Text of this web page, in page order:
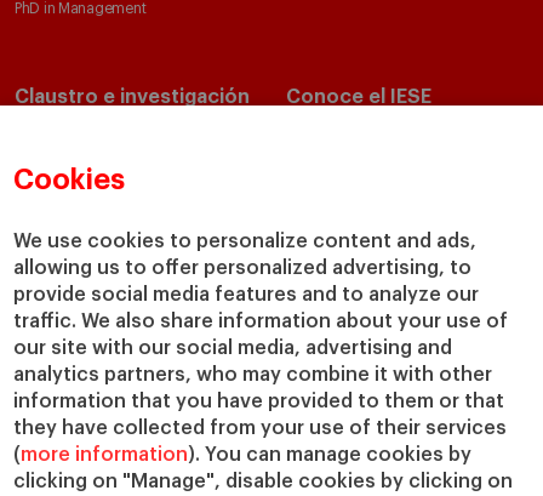
Cookies
We use cookies to personalize content and ads,
allowing us to offer personalized advertising, to
provide social media features and to analyze our
traffic. We also share information about your use of
our site with our social media, advertising and
analytics partners, who may combine it with other
information that you have provided to them or that
they have collected from your use of their services
(more information). You can manage cookies by
clicking on "Manage", disable cookies by clicking on
PhD in Management
Claustro e investigación
Departamentos académicos
Cátedras
IESE Insight
IESE Publishing
Conoce el IESE
Nuestro impacto
Colabora con el IESE
Servicios
Biblioteca
Canal de Compliance
Capellanía
IESE Shop
Jobs @IESE